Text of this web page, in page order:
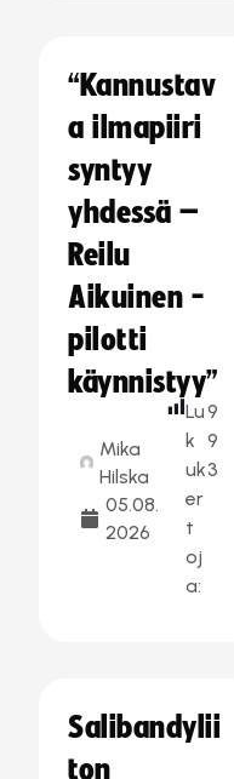
“Kannustav
a ilmapiiri
syntyy
yhdessä –
Reilu
Aikuinen -
pilotti
käynnistyy”
Mika
Hilska
05.08.
2026
Lu
k
uk
er
t
oj
a:
9
9
3
Salibandylii
ton